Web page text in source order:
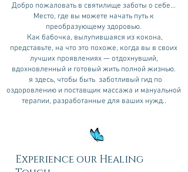
Добро пожаловать в святилище заботы о себе...
Место, где вы можете начать путь к
преобразующему здоровью.
Как бабочка, вылупившаяся из кокона,
представьте, на что это похоже, когда вы в своих
лучших проявлениях — отдохнувший,
вдохновленный и готовый жить полной жизнью.
я здесь, чтобы быть заботливый гид по
оздоровлению и поставщик массажа и мануальной
терапии, разработанные для ваших нужд..
Experience our Healing